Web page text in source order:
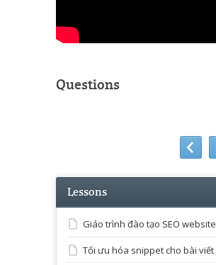
Questions
Lessons
Giáo trình đào tạo SEO website
Tối ưu hóa snippet cho bài viết